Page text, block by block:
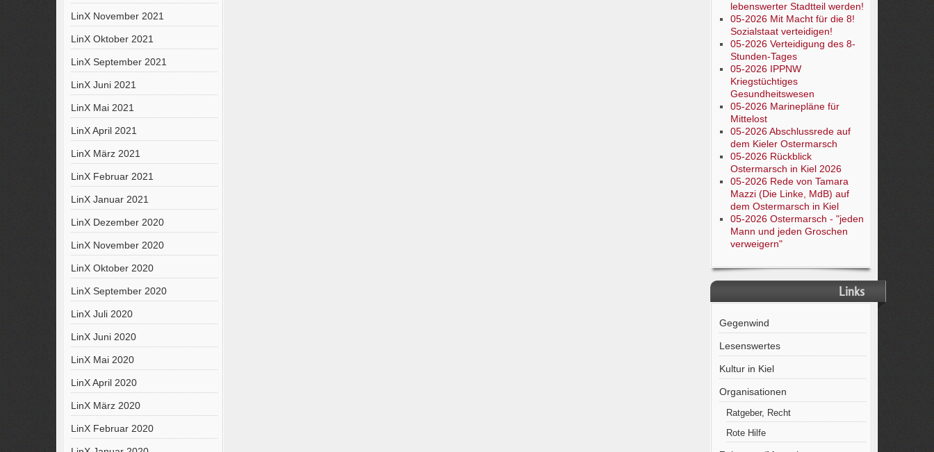
LinX November 2021
LinX Oktober 2021
LinX September 2021
LinX Juni 2021
LinX Mai 2021
LinX April 2021
LinX März 2021
LinX Februar 2021
LinX Januar 2021
LinX Dezember 2020
LinX November 2020
LinX Oktober 2020
LinX September 2020
LinX Juli 2020
LinX Juni 2020
LinX Mai 2020
LinX April 2020
LinX März 2020
LinX Februar 2020
lebenswerter Stadtteil werden!
05-2026 Mit Macht für die 8!
Sozialstaat verteidigen!
05-2026 Verteidigung des 8-
Stunden-Tages
05-2026 IPPNW
Kriegstüchtiges
Gesundheitswesen
05-2026 Marinepläne für
Mittelost
05-2026 Abschlussrede auf
dem Kieler Ostermarsch
05-2026 Rückblick
Ostermarsch in Kiel 2026
05-2026 Rede von Tamara
Mazzi (Die Linke, MdB) auf
dem Ostermarsch in Kiel
05-2026 Ostermarsch - "jeden
Mann und jeden Groschen
verweigern"
Links
Gegenwind
Lesenswertes
Kultur in Kiel
Organisationen
Ratgeber, Recht
Rote Hilfe